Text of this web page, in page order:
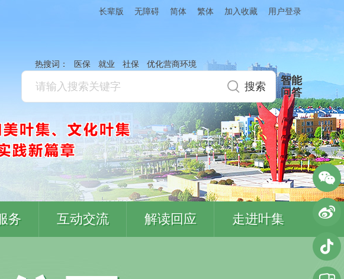
长辈版 无障碍 简体 繁体 加入收藏 用户登录
热搜词： 医保 就业 社保 优化营商环境
智能
问答
务 互动交流 解读回应 走进叶集